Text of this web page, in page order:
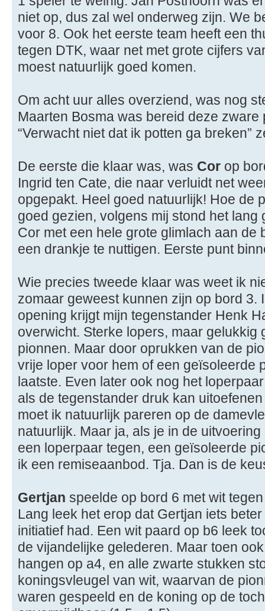
niet op, dus zal wel onderweg zijn. We
voor 8. Ook het eerste team heeft een
tegen DTK, waar net met grote cijfers
moest natuurlijk goed komen.
Om acht uur alles overziend, was nog
Maarten Bosma was bereid deze zware
“Verwacht niet dat ik potten ga breken”
De eerste die klaar was, was Cor op
Ingrid ten Cate, die naar verluidt net
opgepakt. Heel goed natuurlijk! Hoe de
goed gezien, volgens mij stond het lang
Cor met een hele grote glimlach aan de
een drankje te nuttigen. Eerste punt
Wie precies tweede klaar was weet ik
zomaar geweest kunnen zijn op bord 3.
opening krijgt mijn tegenstander Henk
overwicht. Sterke lopers, maar gelukkig
pionnen. Maar door oprukken van de
vrije loper voor hem of een geïsoleerde
laatste. Even later ook nog het
als de tegenstander druk kan
moet ik natuurlijk pareren op de
natuurlijk. Maar ja, als je in de
een loperpaar tegen, een geïsoleerde
ik een remiseaanbod. Tja. Dan is de
Gertjan speelde op bord 6 met wit
Lang leek het erop dat Gertjan iets
initiatief had. Een wit paard op b6 leek
de vijandelijke gelederen. Maar toen
hangen op a4, en alle zwarte stukken
koningsvleugel van wit, waarvan de
waren gespeeld en de koning op de